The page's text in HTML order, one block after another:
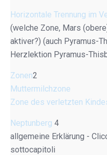
Horizontale Trennung im
(welche Zone, Mars
aktiver?) (auch Pyramus-
Herzlektion Pyramus-
Zonen2
Muttermilchzone
Zone des verletzten
Neptunberg 4
allgemeine Erklärung -
sottocapitoli